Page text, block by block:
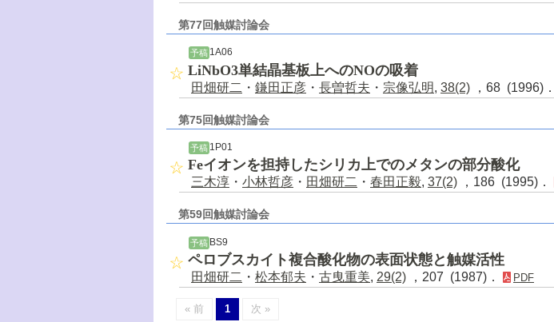
第77回触媒討論会
予稿 1A06
LiNbO3単結晶基板上へのNOの吸着
田畑研二 ・ 鎌田正彦 ・ 長曽哲夫 ・ 宗像弘明, 38(2) ，68 (1996)．
第75回触媒討論会
予稿 1P01
Feイオンを担持したシリカ上でのメタンの部分酸化
三木淳 ・ 小林哲彦 ・ 田畑研二 ・ 春田正毅, 37(2) ，186 (1995)．
第59回触媒討論会
予稿 BS9
ペロブスカイト複合酸化物の表面状態と触媒活性
田畑研二 ・ 松本郁夫 ・ 古曳重美, 29(2) ，207 (1987)． PDF
« 前 1 次 »